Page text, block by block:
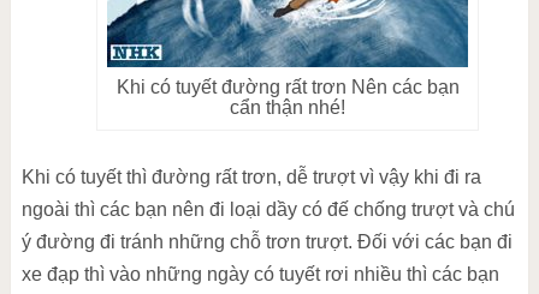
Khi có tuyết đường rất trơn Nên các bạn
cẩn thận nhé!
Khi có tuyết thì đường rất trơn, dễ trượt vì vậy khi đi ra
ngoài thì các bạn nên đi loại dầy có đế chống trượt và chú
ý đường đi tránh những chỗ trơn trượt. Đối với các bạn đi
xe đạp thì vào những ngày có tuyết rơi nhiều thì các bạn